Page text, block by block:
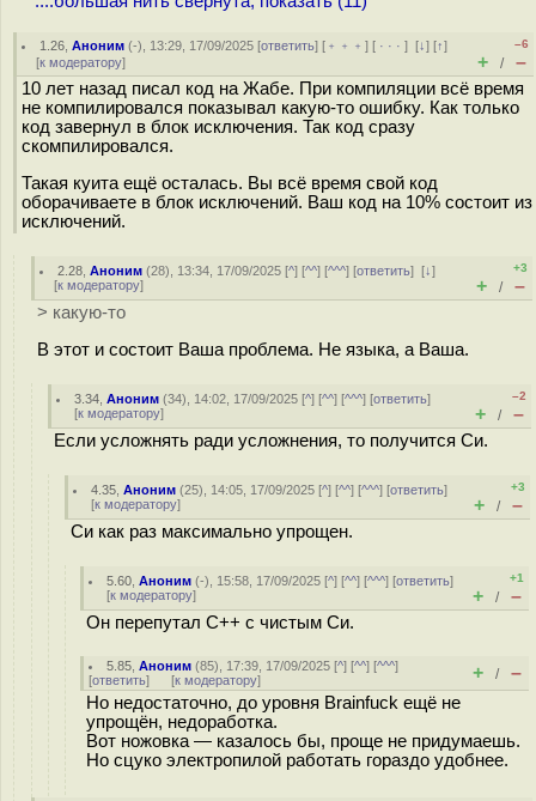
1.26 ,Аноним (-), 13:29, 17/09/2025 [ответить] [ ﹢﹢﹢] [ · · ·][↓] [↑]
[к модератору]
–6
+ / –
10 лет назад писал код на Жабе. При компиляции всё время
не компилировался показывал какую-то ошибку. Как только
код завернул в блок исключения. Так код сразу
скомпилировался.
Такая куита ещё осталась. Вы всё время свой код
оборачиваете в блок исключений. Ваш код на 10% состоит из
исключений.
2.28 ,Аноним (28), 13:34, 17/09/2025 [^] [^^] [^^^] [ответить][↓]
[к модератору]
+3
+ / –
> какую-то
В этот и состоит Ваша проблема. Не языка, а Ваша.
3.34 ,Аноним (34), 14:02, 17/09/2025 [^] [^^] [^^^] [ответить]
[к модератору]
–2
+ / –
Если усложнять ради усложнения, то получится Си.
4.35 ,Аноним (25), 14:05, 17/09/2025 [^] [^^] [^^^] [ответить]
[к модератору]
+3
+ / –
Си как раз максимально упрощен.
5.60 ,Аноним (-), 15:58, 17/09/2025 [^] [^^] [^^^] [ответить]
[к модератору]
+1
+ / –
Он перепутал C++ с чистым Си.
5.85 ,Аноним (85), 17:39, 17/09/2025 [^] [^^] [^^^]
[ответить] [к модератору] + / –
Но недостаточно, до уровня Brainfuck ещё не
упрощён, недоработка.
Вот ножовка — казалось бы, проще не придумаешь.
Но сцуко электропилой работать гораздо удобнее.